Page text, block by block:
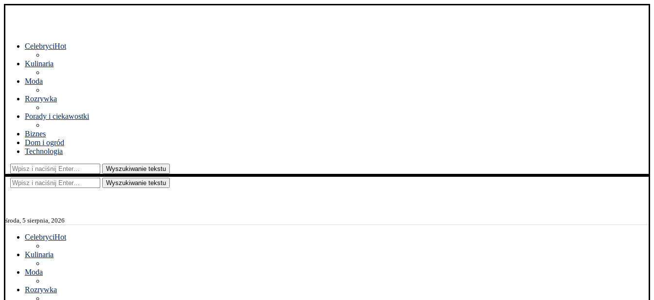
CelebryciHot
Kulinaria
Moda
Rozrywka
Porady i ciekawostki
Biznes
Dom i ogród
Technologia
Wyszukiwanie tekstu
Wyszukiwanie tekstu
środa, 5 sierpnia, 2026
CelebryciHot
Kulinaria
Moda
Rozrywka